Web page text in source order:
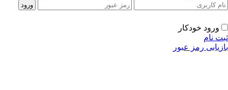
ورود خودکار
نام
رمز عبور